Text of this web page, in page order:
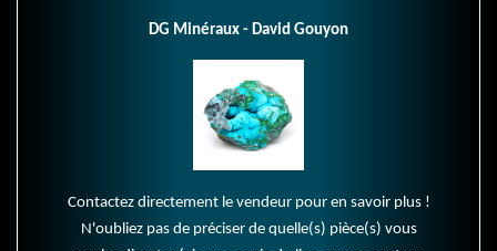
DG Minéraux - David Gouyon
Contactez directement le vendeur pour en savoir plus !
N'oubliez pas de préciser de quelle(s) pièce(s) vous